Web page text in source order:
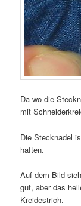
Da wo die
mit
Die Stecknadel
haften.
Auf dem Bild
gut, aber das
Kreidestrich.